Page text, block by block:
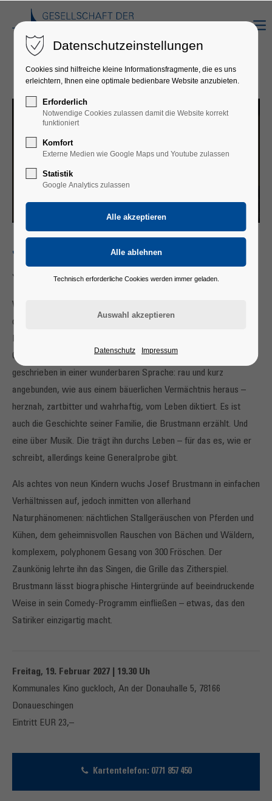
JOSEF BRUSTMANN
Jeder ist wer
Was ist der Mensch, was sein Leben? Diese Fragen inspirierten
den virtuosen Multiinstrumentalisten und Träger des Deutschen
Kabarettpreises Josef Brustmann für seine Bühnenprogramme,
Gedichte und Prosa. Jetzt ist ein ganzes Buch daraus geworden,
geschrieben in einer wunderbaren Sprache: rau und kurz
angebunden, wie aus einem bäuerlichen Vermächtnis heraus –
herznah, zartbitter und wahrhaftig, vom Leben diktiert. Es ist
auch die Geschichte seiner Familie, die Brustmann erzählt. Und
eine über Musik. Die trägt ihn durchs Leben – für das es, wie er
schreibt, allerdings keine Generalprobe gibt.
Als achtes von neun Kindern wuchs Josef Brustmann in einfachen
Verhältnissen auf, jedoch inmitten von allerhand
Naturphänomenen: nächtlichen Stallgeräuschen von Pferden und
Kühen, dem geheimnisvollen Rauschen von Bächen und Wäldern,
komplexem, polyphonem Gesang von 300 Fröschen. Der
Zaunkönig lehrte ihn das Singen, die Grille das Zitherspiel.
Brustmann lässt biographische Hintergründe auf beeindruckende
Weise in sein Comedy-Programm einfließen – etwas, das den
Satiriker einzigartig macht.
Freitag, 19. Februar 2027 | 19.30 Uh
Kommunales Kino guckloch, An der Donauhalle 5, 78166
Donaueschingen
Eintritt EUR 23,–
Kartentelefon: 0771 857 450
Datenschutzeinstellungen
Cookies sind hilfreiche kleine Informationsfragmente, die es uns
erleichtern, Ihnen eine optimale bedienbare Website anzubieten.
Erforderlich
Notwendige Cookies zulassen damit die Website korrekt
funktioniert
Komfort
Externe Medien wie Google Maps und Youtube zulassen
Statistik
Google Analytics zulassen
Technisch erforderliche Cookies werden immer geladen.
Datenschutz Impressum